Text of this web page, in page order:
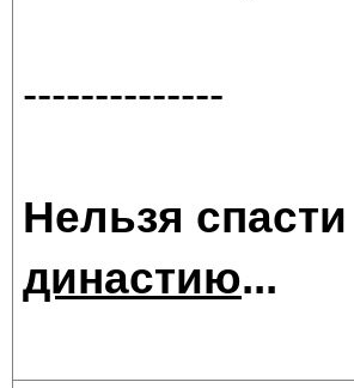
--------------
Нельзя
династию...